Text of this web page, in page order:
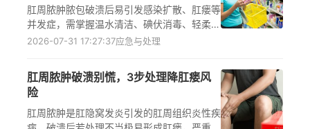
肛周脓肿脓包破溃后易引发感染扩散、肛瘘等
并发症，需掌握温水清洁、碘伏消毒、轻柔引
流的正确临时处理方法，更关键的是破溃后切
病情，制定包括换药、手术在内的后续治疗方
案，同时需避开用酒精消毒、挤压脓包等常见
误区，才能有效降低健康风险，减少病情迁延
不愈或复发的可能。
2026-07-31 17:27:37应急与处理
肛周脓肿破溃别慌，3步处理降肛瘘风
险
肛周脓肿是肛隐窝发炎引发的肛周组织炎性疾